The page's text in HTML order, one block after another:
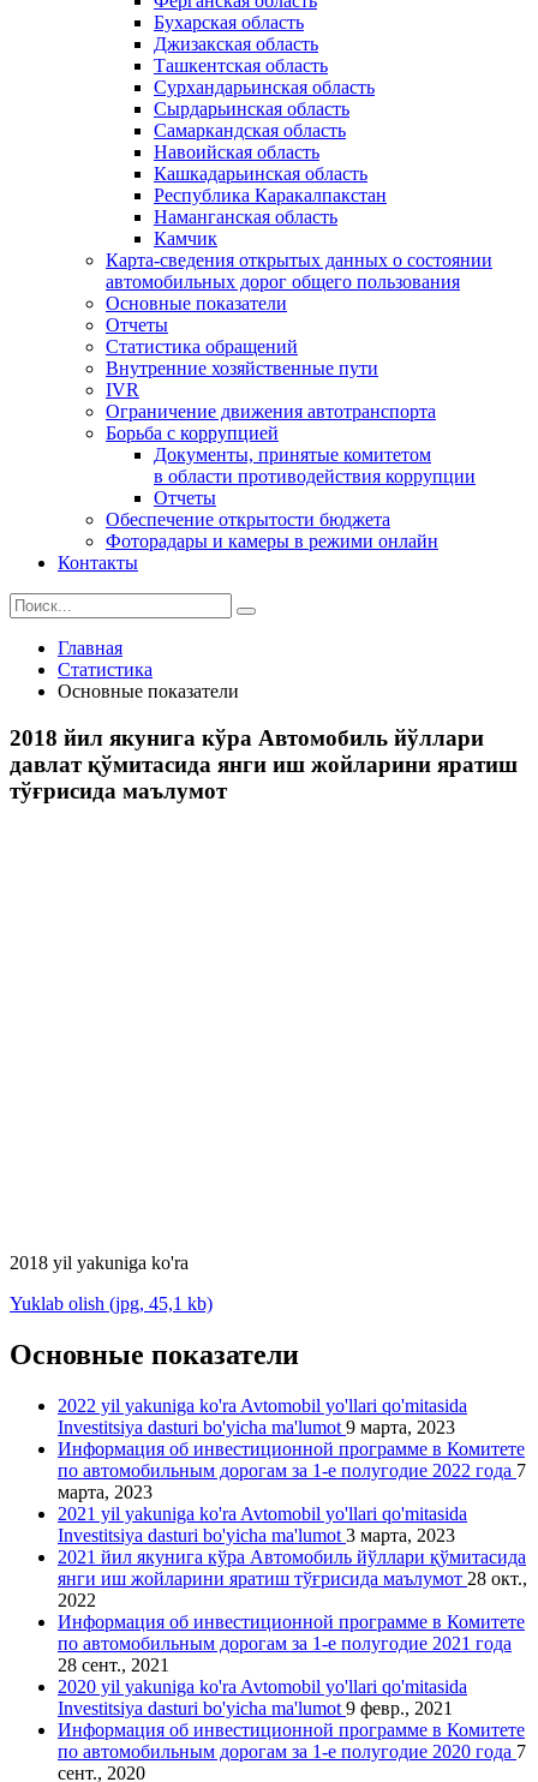
Бухарская область
Джизакская область
Ташкентская область
Сурхандарьинская область
Сырдарьинская область
Самаркандская область
Навоийская область
Кашкадарьинская область
Республика Каракалпакстан
Наманганская область
Камчик
Карта-сведения открытых данных о состоянии
автомобильных дорог общего пользования
Основные показатели
Отчеты
Статистика обращений
Внутренние хозяйственные пути
IVR
Ограничение движения автотранспорта
Борьба с коррупцией
Документы, принятые комитетом
в области противодействия коррупции
Отчеты
Обеспечение открытости бюджета
Фоторадары и камеры в режими онлайн
Контакты
Главная
Статистика
Основные показатели
2018 йил якунига кўра Автомобиль йўллари
давлат қўмитасида янги иш жойларини яратиш
тўғрисида маълумот
2018 yil yakuniga ko'ra
Yuklab olish (jpg, 45,1 kb)
Основные показатели
2022 yil yakuniga ko'ra Avtomobil yo'llari qo'mitasida
Investitsiya dasturi bo'yicha ma'lumot 9 марта, 2023
Информация об инвестиционной программе в Комитете
по автомобильным дорогам за 1-е полугодие 2022 года 7
марта, 2023
2021 yil yakuniga ko'ra Avtomobil yo'llari qo'mitasida
Investitsiya dasturi bo'yicha ma'lumot 3 марта, 2023
2021 йил якунига кўра Автомобиль йўллари қўмитасида
янги иш жойларини яратиш тўғрисида маълумот 28 окт.,
2022
Информация об инвестиционной программе в Комитете
по автомобильным дорогам за 1-е полугодие 2021 года
28 сент., 2021
2020 yil yakuniga ko'ra Avtomobil yo'llari qo'mitasida
Investitsiya dasturi bo'yicha ma'lumot 9 февр., 2021
Информация об инвестиционной программе в Комитете
по автомобильным дорогам за 1-е полугодие 2020 года 7
сент., 2020